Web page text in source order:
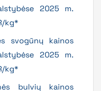
2025 m.
kg*
svogūnų kainos
2025 m.
kg*
bulvių kainos